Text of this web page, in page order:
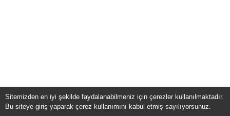
Sitemizden en iyi şekilde faydalanabilmeniz için çerezler kullanılmaktadır.
Bu siteye giriş yaparak çerez kullanımını kabul etmiş sayılıyorsunuz.